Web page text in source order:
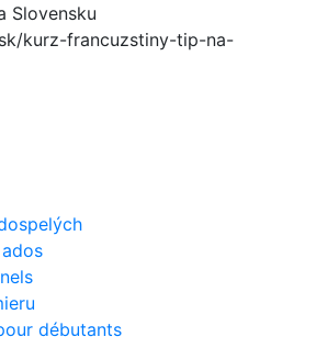
Slovensku
kurz-francuzstiny-tip-na-
débutants